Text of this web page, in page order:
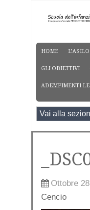
HOME L’ASILO
GLI OBIETTIVI
ADEMPIMENTI
Ottobre
Cencio